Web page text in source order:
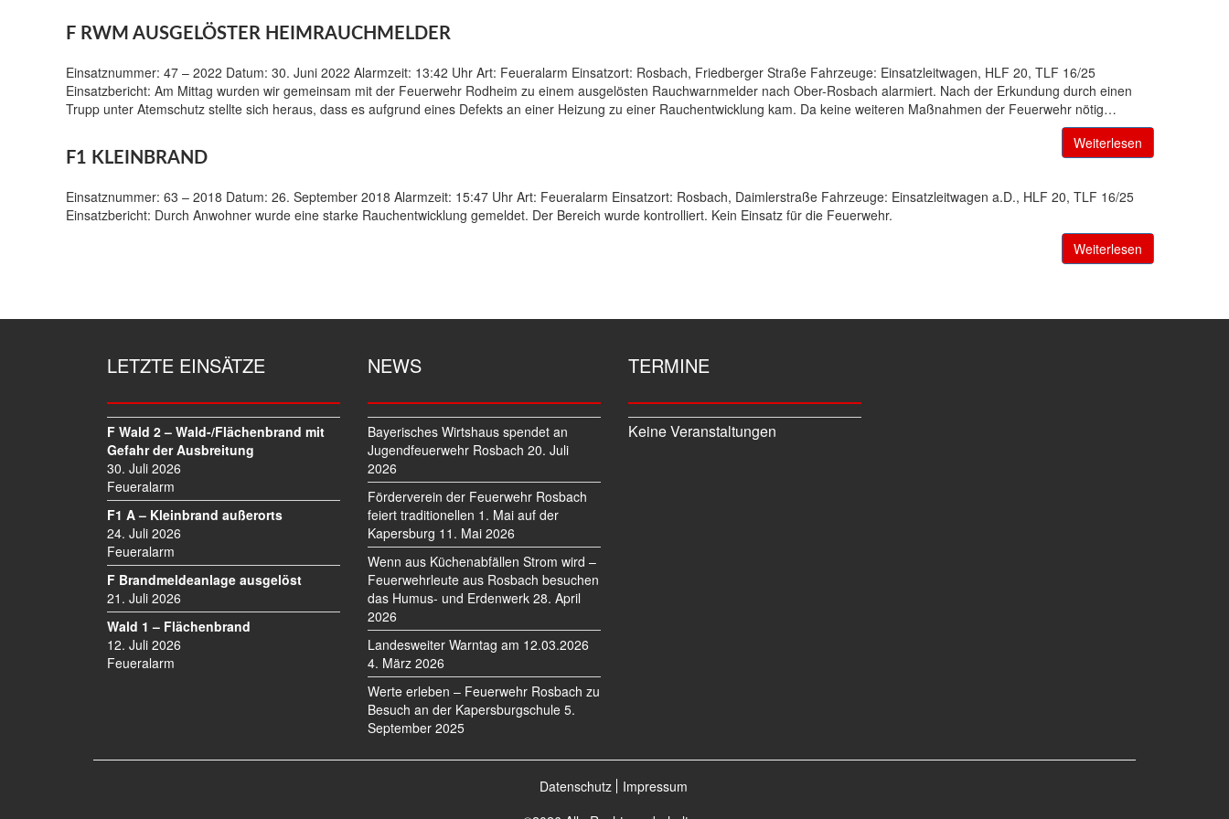
F RWM AUSGELÖSTER HEIMRAUCHMELDER
Einsatznummer: 47 – 2022 Datum: 30. Juni 2022 Alarmzeit: 13:42 Uhr Art: Feueralarm Einsatzort: Rosbach, Friedberger Straße Fahrzeuge: Einsatzleitwagen, HLF 20, TLF 16/25
Einsatzbericht: Am Mittag wurden wir gemeinsam mit der Feuerwehr Rodheim zu einem ausgelösten Rauchwarnmelder nach Ober-Rosbach alarmiert. Nach der Erkundung durch einen
Trupp unter Atemschutz stellte sich heraus, dass es aufgrund eines Defekts an einer Heizung zu einer Rauchentwicklung kam. Da keine weiteren Maßnahmen der Feuerwehr nötig…
Weiterlesen
F1 KLEINBRAND
Einsatznummer: 63 – 2018 Datum: 26. September 2018 Alarmzeit: 15:47 Uhr Art: Feueralarm Einsatzort: Rosbach, Daimlerstraße Fahrzeuge: Einsatzleitwagen a.D., HLF 20, TLF 16/25
Einsatzbericht: Durch Anwohner wurde eine starke Rauchentwicklung gemeldet. Der Bereich wurde kontrolliert. Kein Einsatz für die Feuerwehr.
Weiterlesen
LETZTE EINSÄTZE
F Wald 2 – Wald-/Flächenbrand mit
Gefahr der Ausbreitung
30. Juli 2026
Feueralarm
F1 A – Kleinbrand außerorts
24. Juli 2026
Feueralarm
F Brandmeldeanlage ausgelöst
21. Juli 2026
Wald 1 – Flächenbrand
12. Juli 2026
Feueralarm
NEWS
Bayerisches Wirtshaus spendet an
Jugendfeuerwehr Rosbach 20. Juli
2026
Förderverein der Feuerwehr Rosbach
feiert traditionellen 1. Mai auf der
Kapersburg 11. Mai 2026
Wenn aus Küchenabfällen Strom wird –
Feuerwehrleute aus Rosbach besuchen
das Humus- und Erdenwerk 28. April
2026
Landesweiter Warntag am 12.03.2026
4. März 2026
Werte erleben – Feuerwehr Rosbach zu
Besuch an der Kapersburgschule 5.
September 2025
TERMINE
Keine Veranstaltungen
Datenschutz
Impressum